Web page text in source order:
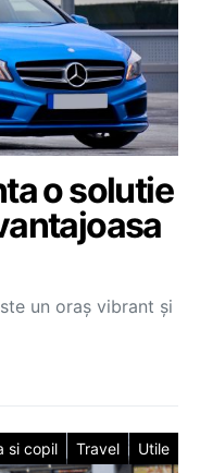
o solutie
un oraș vibrant și
si copil Travel Utile